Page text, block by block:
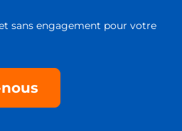
sans engagement pour votre